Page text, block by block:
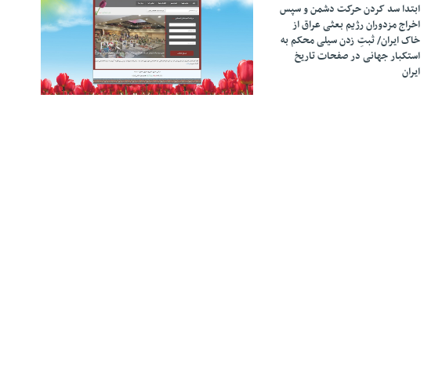
ابتدا سد کردن حرکت دشمن و سپس
اخراج مزدوران رژیم بعثی عراق از
خاک ایران/ ثبتِ زدن سیلی محکم به
استکبار جهانی در صفحات تاریخ
ایران